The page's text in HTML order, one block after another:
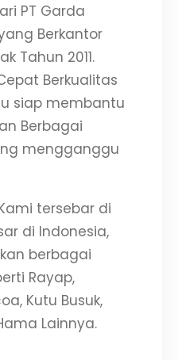
PT Garda
Berkantor
Tahun 2011.
Berkualitas
siap membantu
Berbagai
mengganggu
tersebar di
di Indonesia,
berbagai
Rayap,
Kutu Busuk,
Lainnya.